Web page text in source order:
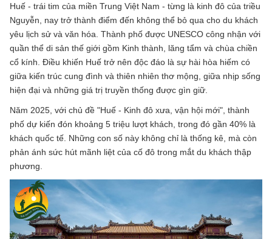
Huế - trái tim của miền Trung Việt Nam - từng là kinh đô của triều
Nguyễn, nay trở thành điểm đến không thể bỏ qua cho du khách
yêu lịch sử và văn hóa. Thành phố được UNESCO công nhận với
quần thể di sản thế giới gồm Kinh thành, lăng tẩm và chùa chiền
cổ kính. Điều khiến Huế trở nên độc đáo là sự hài hòa hiếm có
giữa kiến trúc cung đình và thiên nhiên thơ mộng, giữa nhịp sống
hiện đại và những giá trị truyền thống được gìn giữ.
Năm 2025, với chủ đề "Huế - Kinh đô xưa, vận hội mới", thành
phố dự kiến đón khoảng 5 triệu lượt khách, trong đó gần 40% là
khách quốc tế. Những con số này không chỉ là thống kê, mà còn
phản ánh sức hút mãnh liệt của cố đô trong mắt du khách thập
phương.